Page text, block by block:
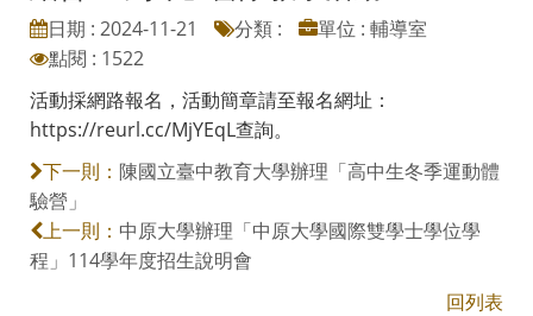
日期 : 2024-11-21 分類 :
單位 : 輔導室
點閱 : 1522
活動採網路報名，活動簡章請至報名網址：
https://reurl.cc/MjYEqL查詢。
下一則： 陳國立臺中教育大學辦理「高中生冬季運動體
驗營」
上一則： 中原大學辦理「中原大學國際雙學士學位學
程」114學年度招生說明會
回列表